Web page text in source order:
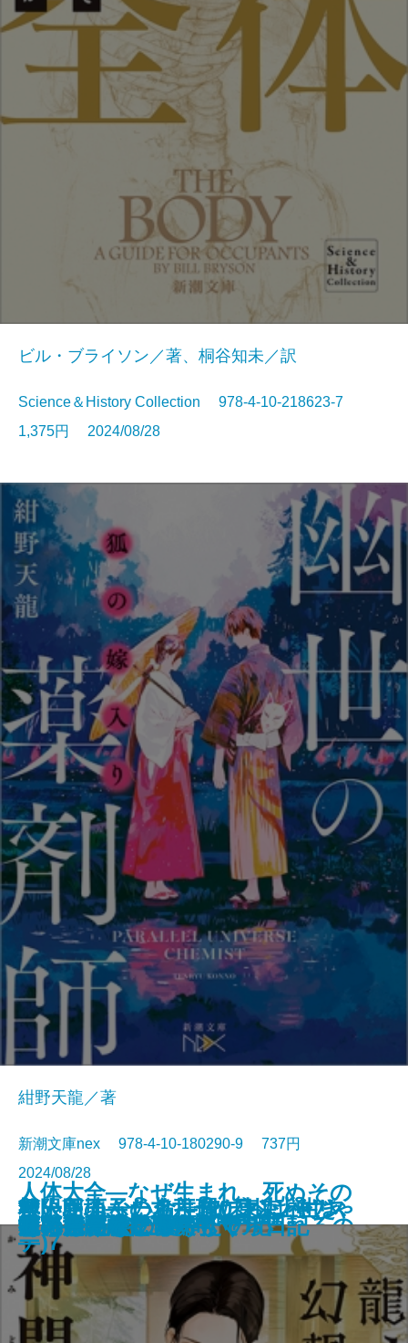
邯鄲の島遥かなり〔上〕
とんちき 蔦重青春譜
救いたくない命―俺たちは神じゃ
ない2―
花と茨―七代目市川團十郎―
捨て童子・松平忠輝〔上〕
捨て童子・松平忠輝〔中〕
捨て童子・松平忠輝〔下〕
無人島のふたり―120日以上生き
なくちゃ日記―
人体大全―なぜ生まれ、死ぬその
日まで無意識に動き続けられるの
か―
ビル・ブライソン／著、桐谷知未／訳
Science＆History Collection 978-4-10-218623-7
1,375円 2024/08/28
狐の嫁入り 幽世の薬剤師
紺野天龍／著
新潮文庫nex 978-4-10-180290-9 737円
2024/08/28
龍ノ国幻想7 神問いの応
ケーキ王子の名推理(スペシャリ
テ)7
極限団地―一九六一 東京ハウス
―
これはただの夏
死に急ぐ鯨たち・もぐら日記
雀の手帖
京に鬼の棲む里ありて
探花―隠蔽捜査9―
あのころなにしてた？
狂った宴